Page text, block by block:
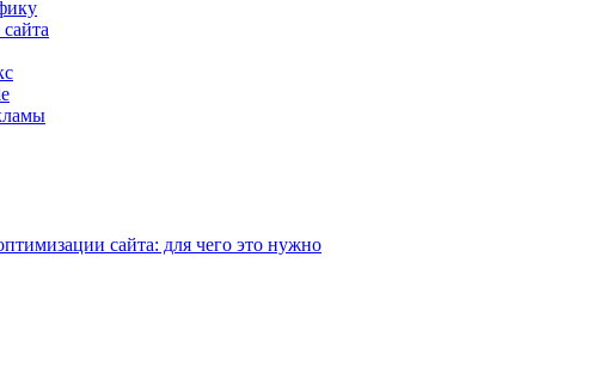
сайта: для чего это нужно